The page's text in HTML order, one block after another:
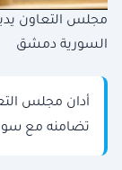
مجلس التعاون
السورية دمشق
أدان مجلس
تضامنه مع